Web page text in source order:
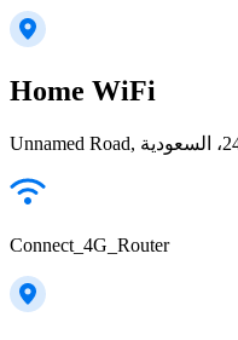
Home WiFi
Connect_4G_Router